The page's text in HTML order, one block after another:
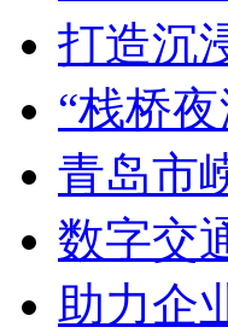
打造沉
“栈桥
青岛市
数字交
助力企